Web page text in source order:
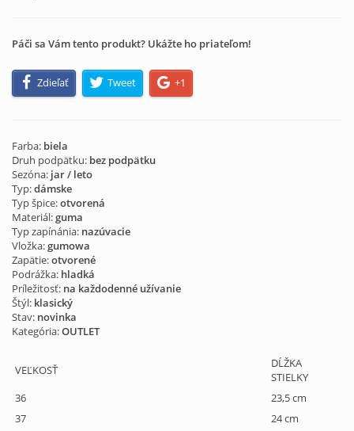
Páči sa Vám tento produkt? Ukážte ho priateľom!
Zdieľať Tweet +1
Farba: biela
Druh podpätku: bez podpätku
Sezóna: jar / leto
Typ:dámske
Typ špice:otvorená
Materiál:guma
Typ zapínánia: nazúvacie
Vložka:gumowa
Zapätie:otvorené
Podrážka: hladká
Príležitosť: na každodenné užívanie
Štýl: klasický
Stav: novinka
Kategória:OUTLET
VEĽKOSŤ
DĹŽKA
STIELKY
36
23,5 cm
37
24 cm